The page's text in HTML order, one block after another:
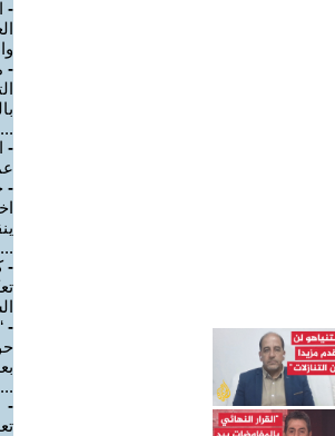
-
-
...
-
-
...
-
-
...
-